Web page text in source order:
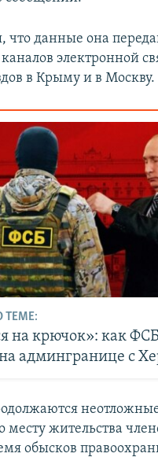
что данные она
электронной
в Крыму и в Москву.
ТЕМЕ:
на крючок»: как
на админгранице с
месту жительства
обысков